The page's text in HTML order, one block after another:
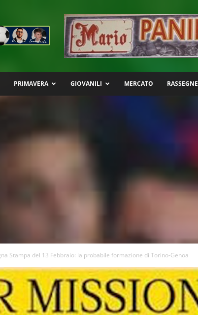
PRIMAVERA GIOVANILI MERCATO RASSEGNE
Stampa del 13 Febbraio: la probabile formazione di Torino-Genoa